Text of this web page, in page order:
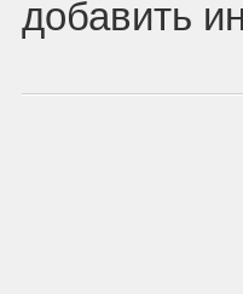
добавить